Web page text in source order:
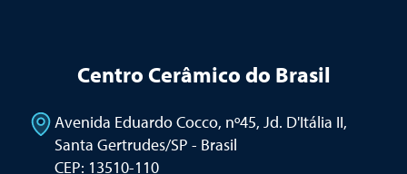
Centro Cerâmico do Brasil
Avenida Eduardo Cocco, nº45, Jd. D'Itália II,
Santa Gertrudes/SP - Brasil
CEP: 13510-110